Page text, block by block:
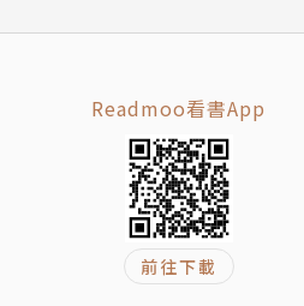
Readmoo看書App
前往下載